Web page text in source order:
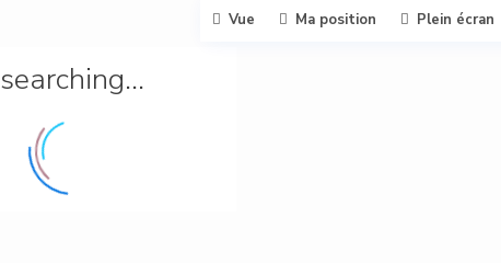
searching...
Vue Ma position Plein écran